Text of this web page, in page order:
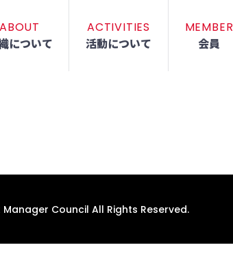
ABOUT
について
ACTIVITIES
活動について
MEMBER
会員
Council All Rights Reserved.